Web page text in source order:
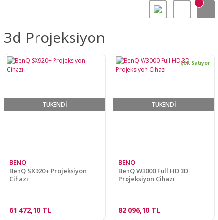
3d Projeksiyon
TÜKENDİ
BENQ
BenQ SX920+ Projeksiyon
Cihazı
61.472,10 TL
Çok Satıyor
TÜKENDİ
BENQ
BenQ W3000 Full HD 3D
Projeksiyon Cihazı
82.096,10 TL